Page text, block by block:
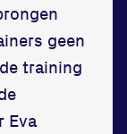
geen
training
Eva